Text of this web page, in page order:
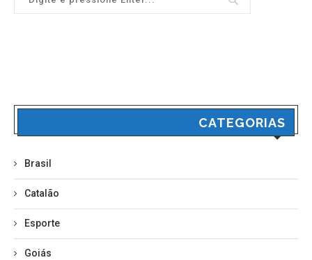
CATEGORIAS
Brasil
Catalão
Esporte
Goiás